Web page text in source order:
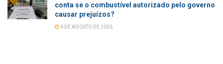
conta se o combustível autorizado pelo governo
causar prejuízos?
6 DE AGOSTO DE 2026